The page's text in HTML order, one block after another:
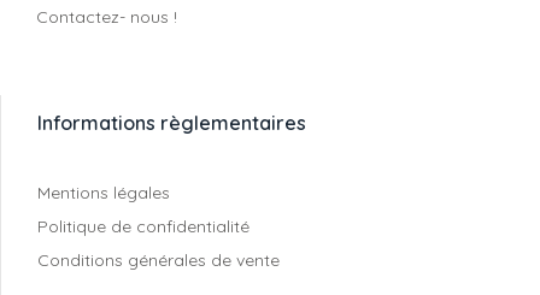
Contactez- nous !
Informations règlementaires
Mentions légales
Politique de confidentialité
Conditions générales de vente